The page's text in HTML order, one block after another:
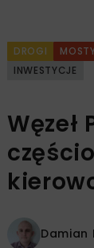
DROGI
INWESTYCJE
Węzeł
Damian